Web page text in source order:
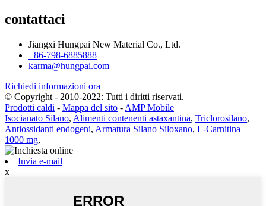
contattaci
Jiangxi Hungpai New Material Co., Ltd.
+86-798-6885888
karma@hungpai.com
Richiedi informazioni ora
© Copyright - 2010-2022: Tutti i diritti riservati.
Prodotti caldi - Mappa del sito - AMP Mobile
Isocianato Silano, Alimenti contenenti astaxantina, Triclorosilano,
Antiossidanti endogeni, Armatura Silano Siloxano, L-Carnitina
1000 mg,
Invia e-mail
x